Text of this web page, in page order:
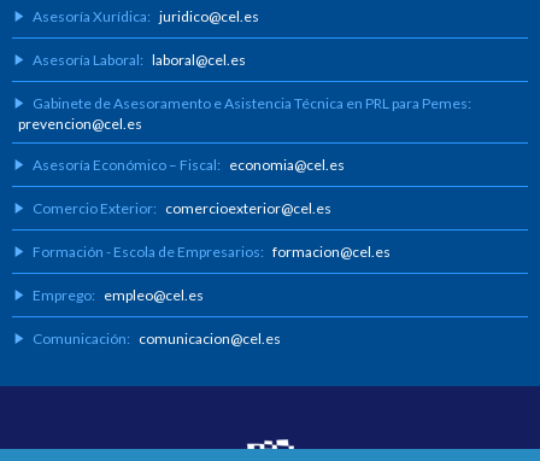
Asesoría Xurídica: juridico@cel.es
Asesoría Laboral: laboral@cel.es
Gabinete de Asesoramento e Asistencia Técnica en PRL para Pemes:
prevencion@cel.es
Asesoría Económico – Fiscal: economia@cel.es
Comercio Exterior: comercioexterior@cel.es
Formación - Escola de Empresarios: formacion@cel.es
Emprego: empleo@cel.es
Comunicación: comunicacion@cel.es